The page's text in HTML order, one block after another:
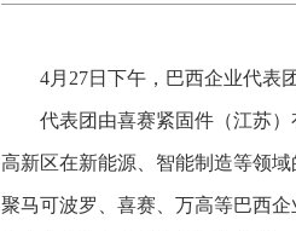
4月27日下午，巴西企业代表
代表团由喜赛紧固件（江苏
高新区在新能源、智能制造等领
聚马可波罗、喜赛、万高等巴西